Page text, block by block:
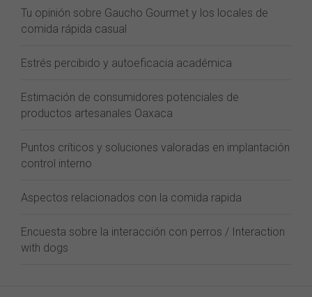
Tu opinión sobre Gaucho Gourmet y los locales de
comida rápida casual
Estrés percibido y autoeficacia académica
Estimación de consumidores potenciales de
productos artesanales Oaxaca
Puntos críticos y soluciones valoradas en implantación
control interno
Aspectos relacionados con la comida rapida
Encuesta sobre la interacción con perros / Interaction
with dogs